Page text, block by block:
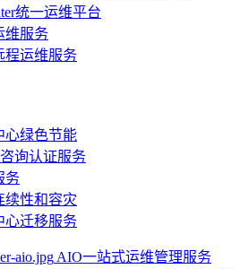
统一运维平台
维服务
程运维服务
心绿色节能
询认证服务
务
续性和容灾
心迁移服务
AIO一站式运维管理服务